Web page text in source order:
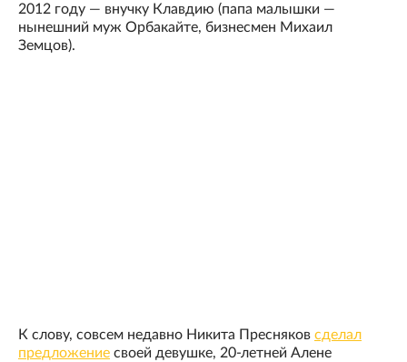
2012 году — внучку Клавдию (папа малышки —
нынешний муж Орбакайте, бизнесмен Михаил
Земцов).
К слову, совсем недавно Никита Пресняков сделал
предложение своей девушке, 20-летней Алене